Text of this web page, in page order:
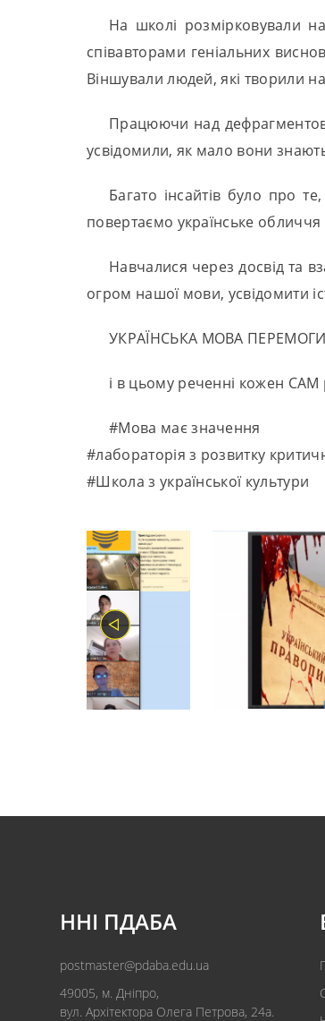
На школі розмірковували
співавторами геніальних
Віншували людей, які творили
Працюючи над
усвідомили, як мало вони
Багато інсайтів було про
повертаємо українське обличчя
Навчалися через досвід та
огром нашої мови, усвідомити
УКРАЇНСЬКА МОВА
і в цьому реченні кожен САМ
#Мова має значення
#лабораторія з розвитку
#Школа з української культури
ННІ ПДАБА
postmaster@pdaba.edu.ua
49005, м. Дніпро,
вул. Архітектора Олега Петрова, 24а.